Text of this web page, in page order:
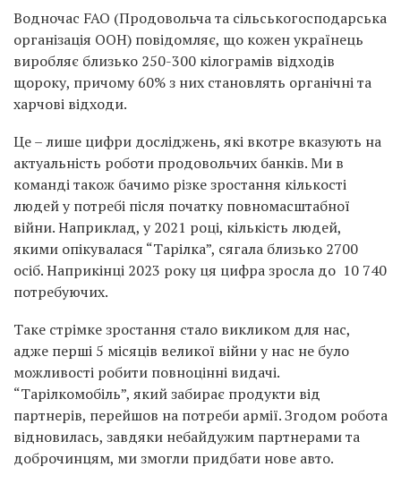
Водночас FAO (Продовольча та сільськогосподарська
організація ООН) повідомляє, що кожен українець
виробляє близько 250-300 кілограмів відходів
щороку, причому 60% з них становлять органічні та
харчові відходи.
Це – лише цифри досліджень, які вкотре вказують на
актуальність роботи продовольчих банків. Ми в
команді також бачимо різке зростання кількості
людей у потребі після початку повномасштабної
війни. Наприклад, у 2021 році, кількість людей,
якими опікувалася “Тарілка”, сягала близько 2700
осіб. Наприкінці 2023 року ця цифра зросла до 10 740
потребуючих.
Таке стрімке зростання стало викликом для нас,
адже перші 5 місяців великої війни у нас не було
можливості робити повноцінні видачі.
“Тарілкомобіль”, який забирає продукти від
партнерів, перейшов на потреби армії. Згодом робота
відновилась, завдяки небайдужим партнерами та
доброчинцям, ми змогли придбати нове авто.